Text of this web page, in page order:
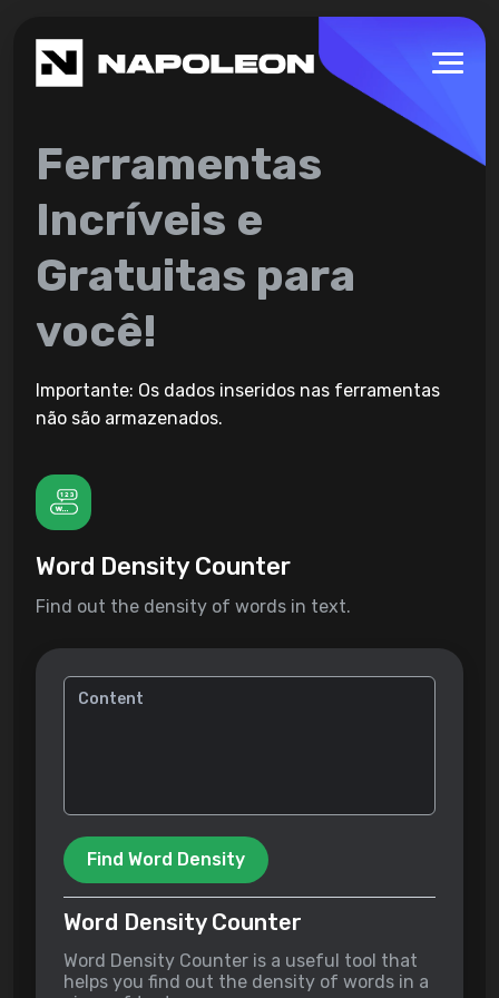
Ferramentas
Incríveis e
Gratuitas para
você!
Importante: Os dados inseridos nas ferramentas
não são armazenados.
Word Density Counter
Find out the density of words in text.
Find Word Density
Word Density Counter
Word Density Counter is a useful tool that
helps you find out the density of words in a